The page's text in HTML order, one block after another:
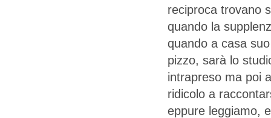
reciproca trovano
quando la
quando a casa
pizzo, sarà lo
intrapreso ma poi
ridicolo a
eppure leggiamo,